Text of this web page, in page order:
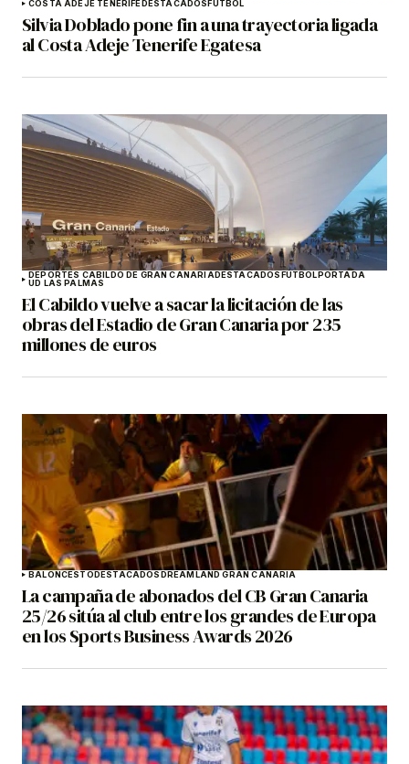
COSTA ADEJE TENERIFEDESTACADOSFÚTBOL
Silvia Doblado pone fin a una trayectoria ligada
al Costa Adeje Tenerife Egatesa
DEPORTES CABILDO DE GRAN CANARIADESTACADOSFÚTBOLPORTADA
UD LAS PALMAS
El Cabildo vuelve a sacar la licitación de las
obras del Estadio de Gran Canaria por 235
millones de euros
BALONCESTODESTACADOSDREAMLAND GRAN CANARIA
La campaña de abonados del CB Gran Canaria
25/26 sitúa al club entre los grandes de Europa
en los Sports Business Awards 2026